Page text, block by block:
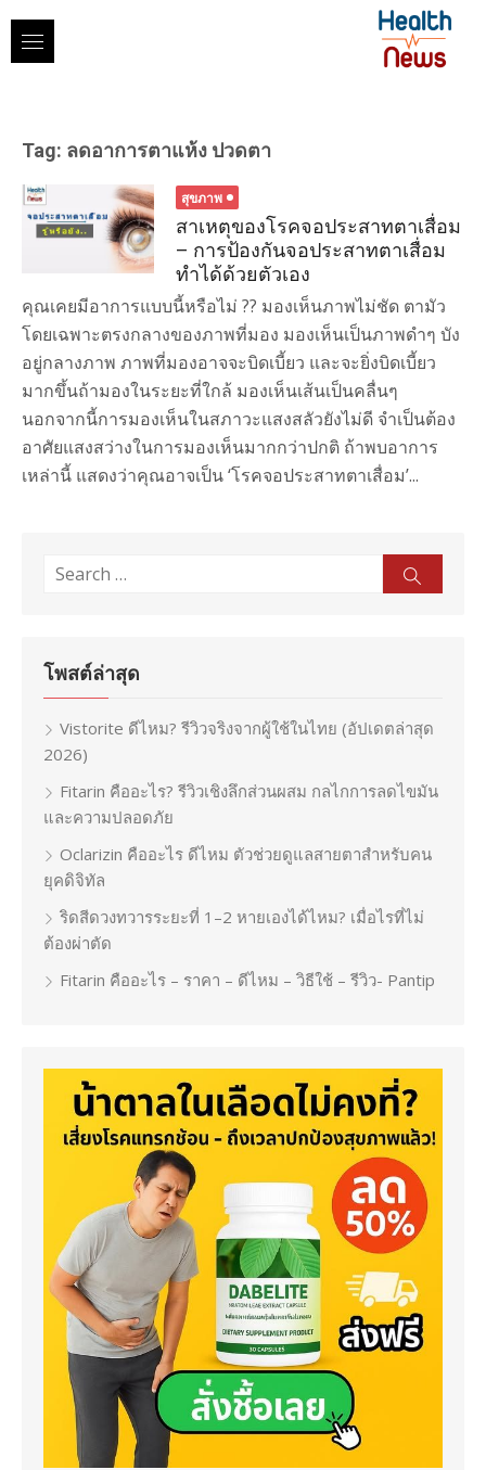
content
Tag: ลดอาการตาแห้ง ปวดตา
สุขภาพ
สาเหตุของโรคจอประสาทตาเสื่อม
– การป้องกันจอประสาทตาเสื่อม
ทำได้ด้วยตัวเอง
คุณเคยมีอาการแบบนี้หรือไม่ ?? มองเห็นภาพไม่ชัด ตามัว
โดยเฉพาะตรงกลางของภาพที่มอง มองเห็นเป็นภาพดำๆ บัง
อยู่กลางภาพ ภาพที่มองอาจจะบิดเบี้ยว และจะยิ่งบิดเบี้ยว
มากขึ้นถ้ามองในระยะที่ใกล้ มองเห็นเส้นเป็นคลื่นๆ
นอกจากนี้การมองเห็นในสภาวะแสงสลัวยังไม่ดี จำเป็นต้อง
อาศัยแสงสว่างในการมองเห็นมากกว่าปกติ ถ้าพบอาการ
เหล่านี้ แสดงว่าคุณอาจเป็น ‘โรคจอประสาทตาเสื่อม’...
Search
โพสต์ล่าสุด
Vistorite ดีไหม? รีวิวจริงจากผู้ใช้ในไทย (อัปเดตล่าสุด
2026)
Fitarin คืออะไร? รีวิวเชิงลึกส่วนผสม กลไกการลดไขมัน
และความปลอดภัย
Oclarizin คืออะไร ดีไหม ตัวช่วยดูแลสายตาสำหรับคน
ยุคดิจิทัล
ริดสีดวงทวารระยะที่ 1–2 หายเองได้ไหม? เมื่อไรที่ไม่
ต้องผ่าตัด
Fitarin คืออะไร – ราคา – ดีไหม – วิธีใช้ – รีวิว- Pantip